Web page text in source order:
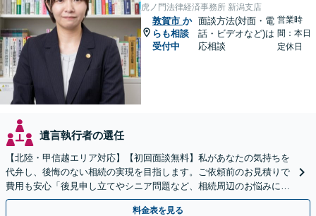
虎ノ門法律経済事務所 新潟支店
敦賀市 か
らも相談
受付中
面談方法(対面・電
話・ビデオなど)は
応相談
営業時
間：本日
定休日
遺言執行者の選任
【北陸・甲信越エリア対応】【初回面談無料】私があなたの気持ちを
代弁し、後悔のない相続の実現を目指します。ご依頼前のお見積りで
費用も安心「後見申し立てやシニア問題など、相続周辺のお悩みにも
対処可能」【WEB面談対応】
料金表を見る